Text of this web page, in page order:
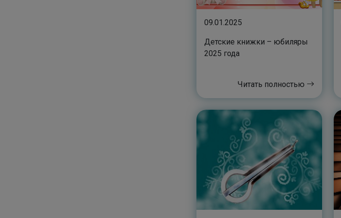
09.01.2025
Детские книжки – юбиляры
2025 года
Читать полностью